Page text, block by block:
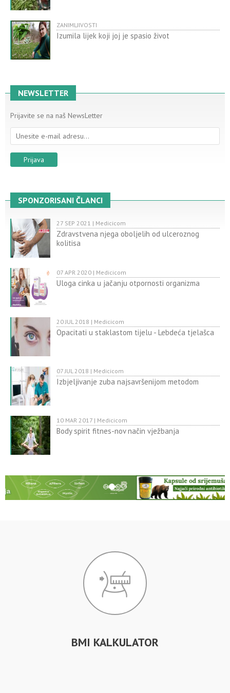
ZANIMLJIVOSTI
Izumila lijek koji joj je spasio život
NEWSLETTER
Prijavite se na naš NewsLetter
SPONZORISANI ČLANCI
27 SEP 2021 | Medicicom
Zdravstvena njega oboljelih od ulceroznog
kolitisa
07 APR 2020 | Medicicom
Uloga cinka u jačanju otpornosti organizma
20 JUL 2018 | Medicicom
Opacitati u staklastom tijelu - Lebdeća tjelašca
07 JUL 2018 | Medicicom
Izbjeljivanje zuba najsavršenijom metodom
10 MAR 2017 | Medicicom
Body spirit fitnes-nov način vježbanja
BMI KALKULATOR